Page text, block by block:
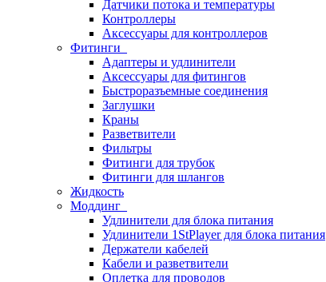
Датчики потока и температуры
Контроллеры
Аксессуары для контроллеров
Фитинги
Адаптеры и удлинители
Аксессуары для фитингов
Быстроразъемные соединения
Заглушки
Краны
Разветвители
Фильтры
Фитинги для трубок
Фитинги для шлангов
Жидкость
Моддинг
Удлинители для блока питания
Удлинители 1StPlayer для блока питания
Держатели кабелей
Кабели и разветвители
Оплетка для проводов